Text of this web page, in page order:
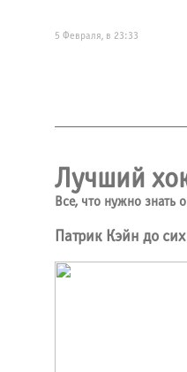
5 Февраля, в 23:33
Лучший
Все, что нужно знать
Патрик Кэйн до